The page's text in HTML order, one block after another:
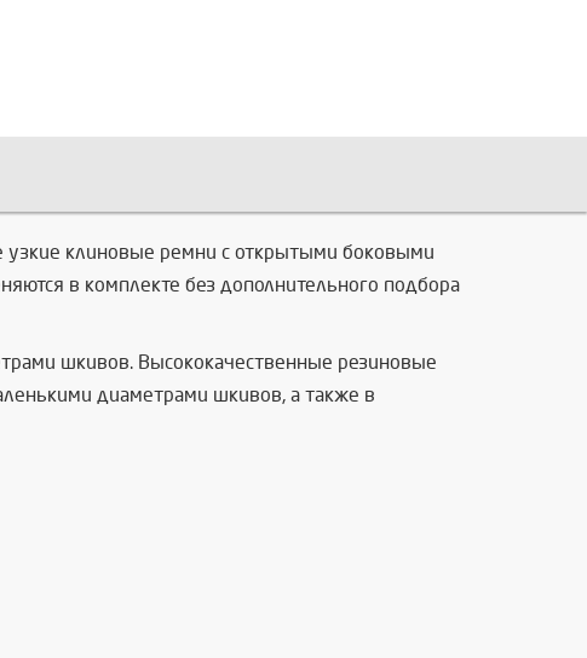
узкие клиновые ремни с открытыми боковыми
в комплекте без дополнительного подбора
шкивов. Высококачественные резиновые
диаметрами шкивов, а также в